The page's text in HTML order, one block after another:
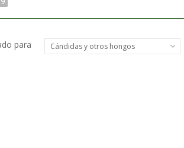
para Cándidas y otros hongos